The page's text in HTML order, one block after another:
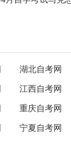
湖北自考网
江西自考网
重庆自考网
宁夏自考网